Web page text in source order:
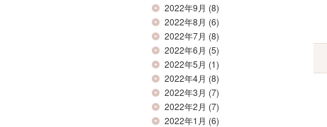
2022年9月 (8)
2022年8月 (6)
2022年7月 (8)
2022年6月 (5)
2022年5月 (1)
2022年4月 (8)
2022年3月 (7)
2022年2月 (7)
2022年1月 (6)